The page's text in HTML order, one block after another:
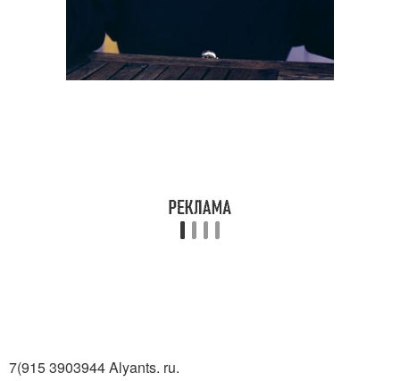
7(915 3903944 Alyants. ru.